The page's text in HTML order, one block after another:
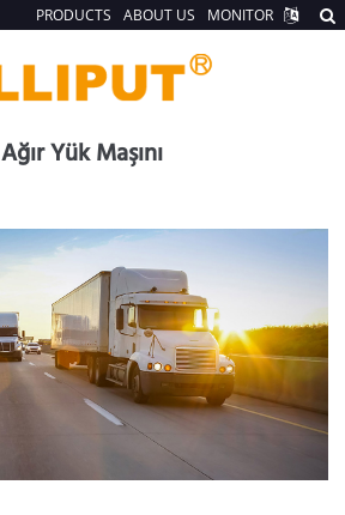
Ağır Yük Maşını
PRODUCTS ABOUT US MONITOR